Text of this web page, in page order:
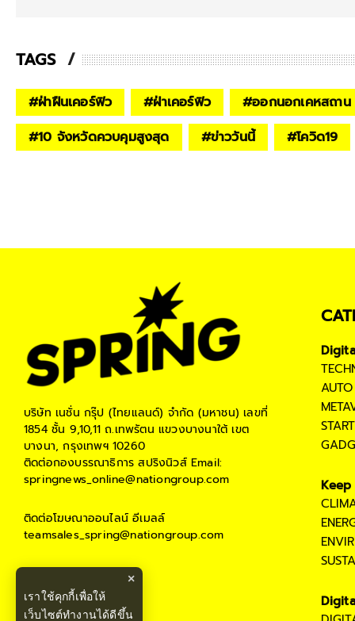
TAGS
#ฝ่าฝืนเคอร์ฟิว #ฝ่าเคอร์ฟิว #ออกนอกเคหสถาน
#10 จังหวัดควบคุมสูงสุด #ข่าววันนี้ #โควิด19
บริษัท เนชั่น กรุ๊ป (ไทยแลนด์) จำกัด (มหาชน) เลขที่
1854 ชั้น 9,10,11 ถ.เทพรัตน แขวงบางนาใต้ เขต
บางนา, กรุงเทพฯ 10260
ติดต่อกองบรรณาธิการ สปริงนิวส์Email:
springnews_online@nationgroup.com
ติดต่อโฆษณาออนไลน์ อีเมลล์
teamsales_spring@nationgroup.com
AUTO
×
เราใช้คุกกี้เพื่อให้
เว็บไซต์ทำงานได้ดีขึ้น